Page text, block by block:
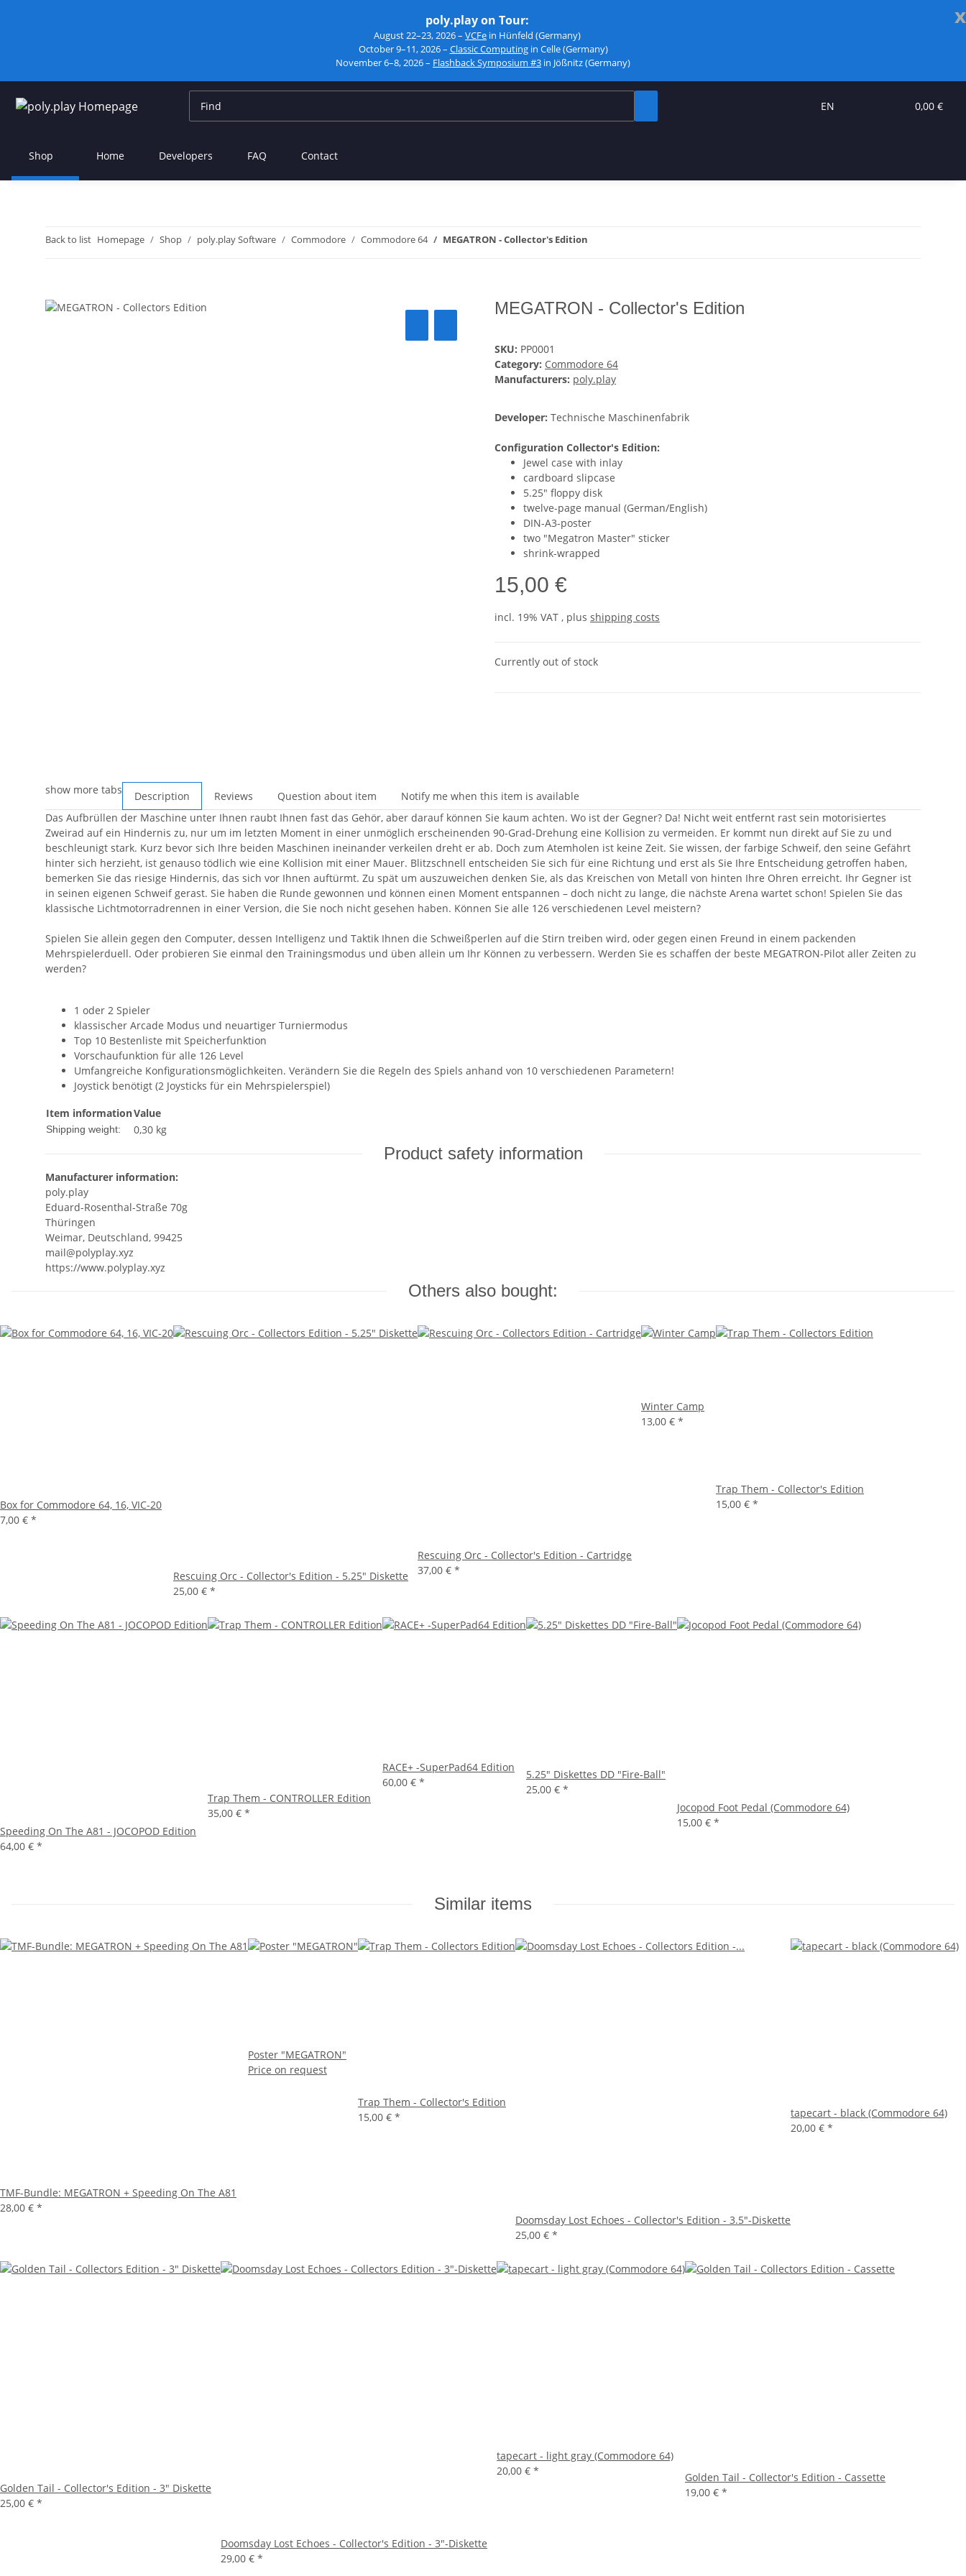
x
poly.play on Tour:
August 22–23, 2026 – VCFe in Hünfeld (Germany)
October 9–11, 2026 – Classic Computingin Celle (Germany)
November 6–8, 2026 – Flashback Symposium #3 in Jößnitz (Germany)
EN 0,00 €
Shop Home Developers FAQ Contact
Back to list Homepage Shop poly.play Software Commodore Commodore 64 MEGATRON - Collector's Edition
MEGATRON - Collector's Edition
SKU: PP0001
Category: Commodore 64
Manufacturers: poly.play
Developer: Technische Maschinenfabrik
Configuration Collector's Edition:
Jewel case with inlay
cardboard slipcase
5.25" floppy disk
twelve-page manual (German/English)
DIN-A3-poster
two "Megatron Master" sticker
shrink-wrapped
15,00 €
incl. 19% VAT , plus shipping costs
Currently out of stock
show more tabs Description Reviews Question about item
Notify me when this item is available
Das Aufbrüllen der Maschine unter Ihnen raubt Ihnen fast das Gehör, aber darauf können Sie kaum achten. Wo ist der Gegner? Da! Nicht weit entfernt rast sein motorisiertes
Zweirad auf ein Hindernis zu, nur um im letzten Moment in einer unmöglich erscheinenden 90-Grad-Drehung eine Kollision zu vermeiden. Er kommt nun direkt auf Sie zu und
beschleunigt stark. Kurz bevor sich Ihre beiden Maschinen ineinander verkeilen dreht er ab. Doch zum Atemholen ist keine Zeit. Sie wissen, der farbige Schweif, den seine Gefährt
hinter sich herzieht, ist genauso tödlich wie eine Kollision mit einer Mauer. Blitzschnell entscheiden Sie sich für eine Richtung und erst als Sie Ihre Entscheidung getroffen haben,
bemerken Sie das riesige Hindernis, das sich vor Ihnen auftürmt. Zu spät um auszuweichen denken Sie, als das Kreischen von Metall von hinten Ihre Ohren erreicht. Ihr Gegner ist
in seinen eigenen Schweif gerast. Sie haben die Runde gewonnen und können einen Moment entspannen – doch nicht zu lange, die nächste Arena wartet schon! Spielen Sie das
klassische Lichtmotorradrennen in einer Version, die Sie noch nicht gesehen haben. Können Sie alle 126 verschiedenen Level meistern?
Spielen Sie allein gegen den Computer, dessen Intelligenz und Taktik Ihnen die Schweißperlen auf die Stirn treiben wird, oder gegen einen Freund in einem packenden
Mehrspielerduell. Oder probieren Sie einmal den Trainingsmodus und üben allein um Ihr Können zu verbessern. Werden Sie es schaffen der beste MEGATRON-Pilot aller Zeiten zu
werden?
1 oder 2 Spieler
klassischer Arcade Modus und neuartiger Turniermodus
Top 10 Bestenliste mit Speicherfunktion
Vorschaufunktion für alle 126 Level
Umfangreiche Konfigurationsmöglichkeiten. Verändern Sie die Regeln des Spiels anhand von 10 verschiedenen Parametern!
Joystick benötigt (2 Joysticks für ein Mehrspielerspiel)
Item informationValue
Shipping weight: 0,30 kg
Product safety information
Manufacturer information:
poly.play
Eduard-Rosenthal-Straße 70g
Thüringen
Weimar, Deutschland, 99425
mail@polyplay.xyz
https://www.polyplay.xyz
Others also bought:
Box for Commodore 64, 16, VIC-20
7,00 € *
Rescuing Orc - Collector's Edition - 5.25" Diskette
25,00 € *
Rescuing Orc - Collector's Edition - Cartridge
37,00 € *
Winter Camp
13,00 € *
Trap Them - Collector's Edition
15,00 € *
Speeding On The A81 - JOCOPOD Edition
64,00 € *
Trap Them - CONTROLLER Edition
35,00 € *
RACE+ -SuperPad64 Edition
60,00 € *
5.25" Diskettes DD "Fire-Ball"
25,00 € *
Jocopod Foot Pedal (Commodore 64)
15,00 € *
Similar items
TMF-Bundle: MEGATRON + Speeding On The A81
28,00 € *
Poster "MEGATRON"
Price on request
Trap Them - Collector's Edition
15,00 € *
Doomsday Lost Echoes - Collector's Edition - 3.5"-Diskette
25,00 € *
tapecart - black (Commodore 64)
20,00 € *
Golden Tail - Collector's Edition - 3" Diskette
25,00 € *
Doomsday Lost Echoes - Collector's Edition - 3"-Diskette
29,00 € *
tapecart - light gray (Commodore 64)
20,00 € *
Golden Tail - Collector's Edition - Cassette
19,00 € *